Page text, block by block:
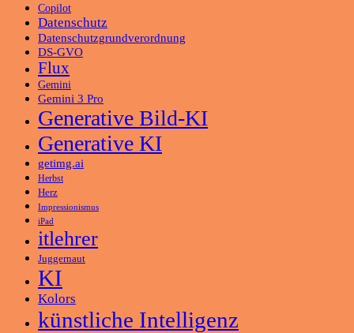
Copilot
Datenschutz
Datenschutzgrundverordnung
DS-GVO
Flux
Gemini
Gemini 3 Pro
Generative Bild-KI
Generative KI
getimg.ai
Herbst
Herz
Impressionismus
iPad
itlehrer
Juggernaut
KI
Kolors
künstliche Intelligenz